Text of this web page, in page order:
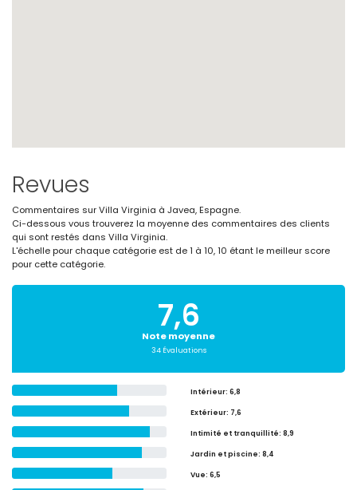
Revues
Commentaires sur Villa Virginia à Javea, Espagne.
Ci-dessous vous trouverez la moyenne des commentaires des clients
qui sont restés dans Villa Virginia.
L'échelle pour chaque catégorie est de 1 à 10, 10 étant le meilleur score
pour cette catégorie.
7,6
Note moyenne
34 Évaluations
Intérieur: 6,8
Extérieur: 7,6
Intimité et tranquillité: 8,9
Jardin et piscine: 8,4
Vue: 6,5